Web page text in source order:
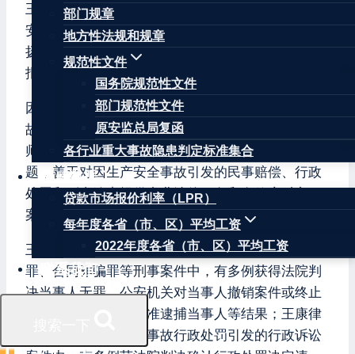
部门规章
地方性法规和规章
规范性文件
国务院规范性文件
部门规范性文件
原安监总局复函
各行业重大事故隐患判定标准集合
权威数据
贷款市场报价利率（LPR）
每年度各省（市、区）平均工资
2022年度各省（市、区）平均工资
联系我们
王康律师，注册安全工程师，北京华让律师事务所
安全生产和消防安全专业委员会主任，曾任江苏省
扬州市宝应县原安监局公务员、原《中国安全生产
报》记者。
因曾在安监局负责安全生产监督管理、生产安全事
故调查和处理、安全生产行政执法等工作，王康律
师十分熟悉生产安全事故调查处理程序和存在的问
题，善于对因生产安全事故引发的民事赔偿、行政
处罚和刑事追责提供专业法律服务和有效应对方
案。
王康律师辩护的当事人涉嫌失火罪、重大责任事故
罪、合同诈骗罪等刑事案件中，有多例获得法院判
决当事人无罪、公安机关对当事人撤销案件或终止
侦查、检察机关不批准逮捕当事人等结果；王康律
师代理的因生产安全事故行政处罚引发的行政诉讼